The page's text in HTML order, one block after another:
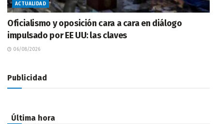
ACTUALIDAD
Oficialismo y oposición cara a cara en diálogo
impulsado por EE UU: las claves
06/08/2026
Publicidad
Última hora